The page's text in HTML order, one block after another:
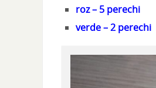
roz – 5 perechi
verde – 2 perechi